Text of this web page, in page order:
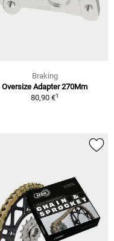
Braking
Oversize Adapter 270Mm
80,90 €1